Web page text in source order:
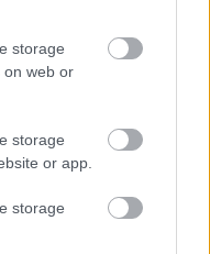
storage
on web or
storage
or app.
storage